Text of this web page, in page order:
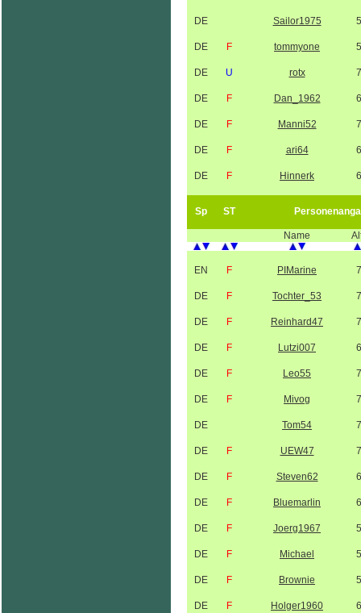
DE Sailor1975
DE F tommyone
DE U rotx
DE F Dan_1962
DE F Manni52
DE F ari64
DE F Hinnerk
Sp ST
Name
EN F PIMarine
DE F Tochter_53
DE F Reinhard47
DE F Lutzi007
DE F Leo55
DE F Mivog
DE Tom54
DE F UEW47
DE F Steven62
DE F Bluemarlin
DE F Joerg1967
DE F Michael
DE F Brownie
DE F Holger1960